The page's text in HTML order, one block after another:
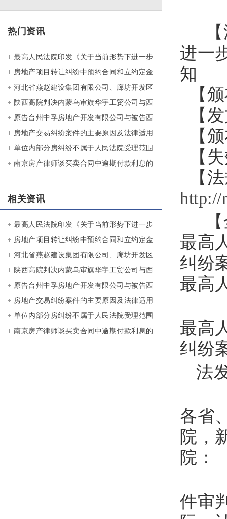
热门资讯
最高人民法院印发《关于当前形势下进一步
做好房地产纠纷案件审判工作的指导意见》
的通知20090709
房地产项目转让纠纷中预约合同和立约定金
的认定
河北省燕赵建设集团有限公司、廊坊开发区
光达商贸有限公司、王某诉天津万兆投资发
展集团有限公司、关某、天津市庆达房地产
开发有限责任公司股权转让纠纷案
陕西高院判决内蒙乌审旗华宇工贸公司与西
安雅荷房地产公司商品房买卖纠纷案
原告台州中孚房地产开发有限公司与被告西
子奥的斯电梯有限公司电梯买卖合同纠纷
房地产交易纠纷案件的主要原因及法律适用
单位内部分房纠纷不属于人民法院受理范围
南京房产律师谈买卖合同中逾期付款利息的
相关资讯
最高人民法院印发《关于当前形势下进一步
做好房地产纠纷案件审判工作的指导意见》
的通知20090709
房地产项目转让纠纷中预约合同和立约定金
的认定
河北省燕赵建设集团有限公司、廊坊开发区
光达商贸有限公司、王某诉天津万兆投资发
展集团有限公司、关某、天津市庆达房地产
开发有限责任公司股权转让纠纷案
陕西高院判决内蒙乌审旗华宇工贸公司与西
安雅荷房地产公司商品房买卖纠纷案
原告台州中孚房地产开发有限公司与被告西
子奥的斯电梯有限公司电梯买卖合同纠纷
房地产交易纠纷案件的主要原因及法律适用
单位内部分房纠纷不属于人民法院受理范围
南京房产律师谈买卖合同中逾期付款利息的
【
进一
知
【
【
【
【
【
http://
【
最高
纠纷
最高
最高
纠纷
法
各省
院，
院：
件审